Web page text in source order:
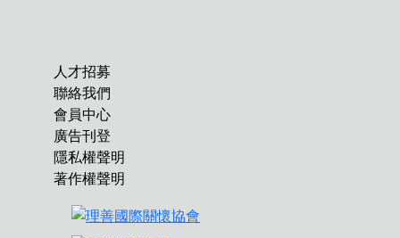
人才招募
聯絡我們
會員中心
廣告刊登
隱私權聲明
著作權聲明